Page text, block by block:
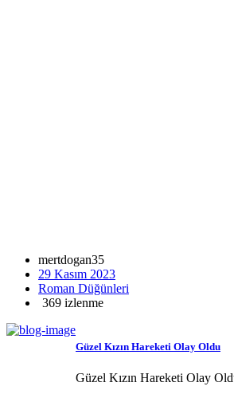
mertdogan35
29 Kasım 2023
Roman Düğünleri
369 izlenme
Güzel Kızın Hareketi Olay Oldu
Güzel Kızın Hareketi Olay